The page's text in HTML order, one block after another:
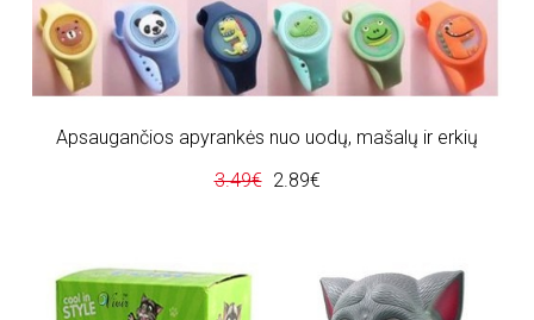
Apsaugančios apyrankės nuo uodų, mašalų ir erkių
3.49€ 2.89€